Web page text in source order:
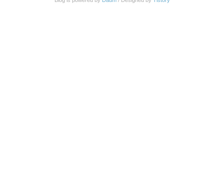
고 나면 다음과 같이 나온다. 글을 선택하면 글의 "본